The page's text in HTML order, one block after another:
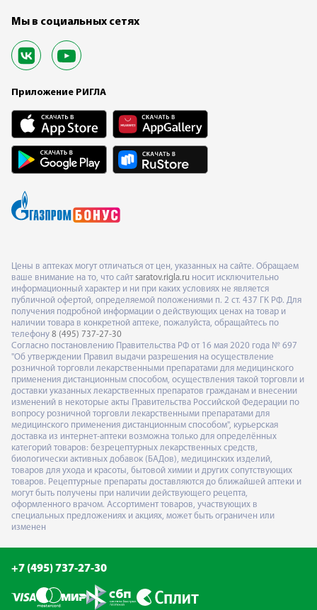
Мы в социальных сетях
Приложение РИГЛА
Цены в аптеках могут отличаться от цен, указанных на сайте. Обращаем
ваше внимание на то, что сайт saratov.rigla.ru носит исключительно
информационный характер и ни при каких условиях не является
публичной офертой, определяемой положениями п. 2 ст. 437 ГК РФ. Для
получения подробной информации о действующих ценах на товар и
наличии товара в конкретной аптеке, пожалуйста, обращайтесь по
телефону 8 (495) 737-27-30
Согласно постановлению Правительства РФ от 16 мая 2020 года № 697
"Об утверждении Правил выдачи разрешения на осуществление
розничной торговли лекарственными препаратами для медицинского
применения дистанционным способом, осуществления такой торговли и
доставки указанных лекарственных препаратов гражданам и внесении
изменений в некоторые акты Правительства Российской Федерации по
вопросу розничной торговли лекарственными препаратами для
медицинского применения дистанционным способом", курьерская
доставка из интернет-аптеки возможна только для определённых
категорий товаров: безрецептурных лекарственных средств,
биологически активных добавок (БАДов), медицинских изделий,
товаров для ухода и красоты, бытовой химии и других сопутствующих
товаров. Рецептурные препараты доставляются до ближайшей аптеки и
могут быть получены при наличии действующего рецепта,
оформленного врачом. Ассортимент товаров, участвующих в
специальных предложениях и акциях, может быть ограничен или
изменен
+7 (495) 737-27-30